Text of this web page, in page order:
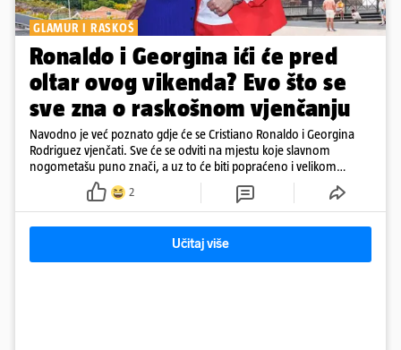
GLAMUR I RASKOŠ
Ronaldo i Georgina ići će pred
oltar ovog vikenda? Evo što se
sve zna o raskošnom vjenčanju
Navodno je već poznato gdje će se Cristiano Ronaldo i Georgina
Rodriguez vjenčati. Sve će se odviti na mjestu koje slavnom
nogometašu puno znači, a uz to će biti popraćeno i velikom
dozom luksuza
2
Učitaj više